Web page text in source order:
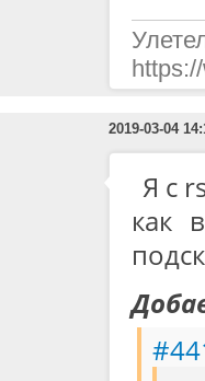
2019-03-04
Я с
как